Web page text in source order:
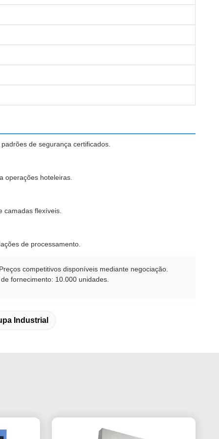
de segurança certificados.
operações hoteleiras.
camadas flexíveis.
de processamento.
competitivos disponíveis mediante negociação.
fornecimento: 10.000 unidades.
Industrial